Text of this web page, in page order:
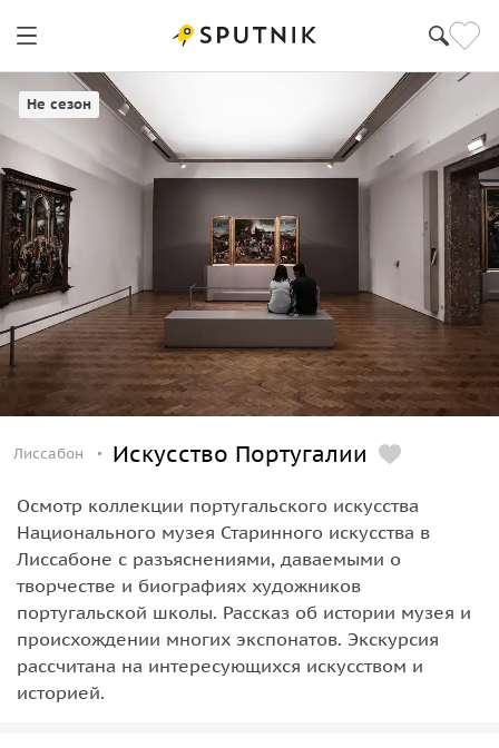
Не сезон
Лиссабон Искусство Португалии
Осмотр коллекции португальского искусства
Национального музея Старинного искусства в
Лиссабоне с разъяснениями, даваемыми о
творчестве и биографиях художников
португальской школы. Рассказ об истории музея и
происхождении многих экспонатов. Экскурсия
рассчитана на интересующихся искусством и
историей.